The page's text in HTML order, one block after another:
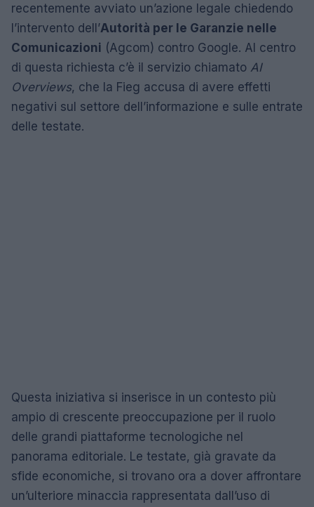
recentemente avviato un’azione legale chiedendo
l’intervento dell’Autorità per le Garanzie nelle
Comunicazioni (Agcom) contro Google. Al centro
di questa richiesta c’è il servizio chiamato AI
Overviews, che la Fieg accusa di avere effetti
negativi sul settore dell’informazione e sulle entrate
delle testate.
Questa iniziativa si inserisce in un contesto più
ampio di crescente preoccupazione per il ruolo
delle grandi piattaforme tecnologiche nel
panorama editoriale. Le testate, già gravate da
sfide economiche, si trovano ora a dover affrontare
un’ulteriore minaccia rappresentata dall’uso di